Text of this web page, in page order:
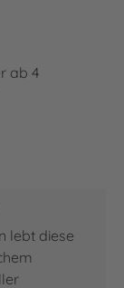
ab 4
lebt diese